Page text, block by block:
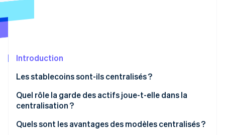
Radar
Constitution de start-up
Élimination du carbone
Identity
Vérification de l'identité
Stripe App Marketplace
Introduction
Les stablecoins sont-ils centralisés ?
Quel rôle la garde des actifs joue-t-elle dans la
centralisation ?
Garde centralisée
Quels sont les avantages des modèles centralisés ?